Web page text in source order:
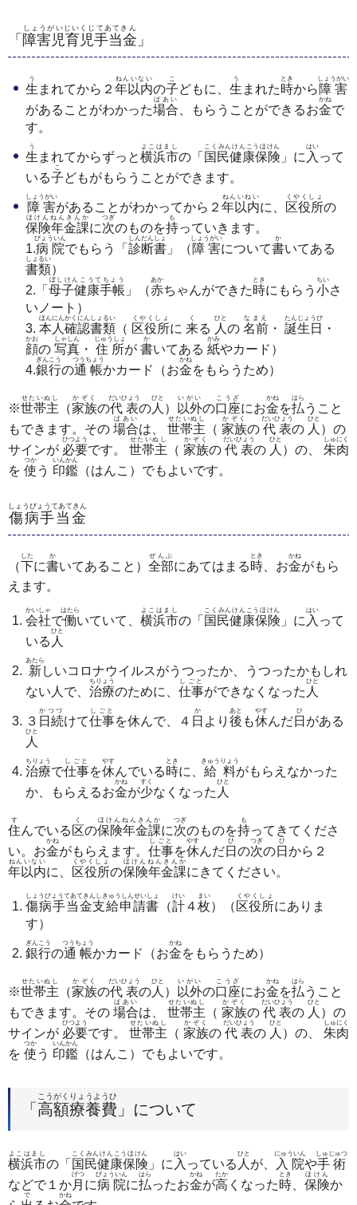
「 障害児育児手当金
しょうがいじいくじてあてきん
」
生
う
まれてから２ 年以内
ねんいない
の子
こ
どもに、 生
う
まれた時
とき
から障害
しょうがい
があることがわかった場合
ばあい
、もらうことができるお金
かね
で
す。
生
う
まれてからずっと横浜市
よこはまし
の「 国民健康保険
こくみんけんこうほけん
」に 入
はい
って
いる子
こ
どもがもらうことができます。
障害
しょうがい
があることがわかってから２ 年以内
ねんいねい
に、 区役所
くやくしょ
の
保険年金課
ほけんねんきんか
に次
つぎ
のものを持
も
っていきます。
1.病院
びょういん
でもらう「 診断書
しんだんしょ
」（障害
しょうがい
について書
か
いてある
書類
しょるい
）
2.「 母子健康手帳
ぼしけんこうてちょう
」（赤
あか
ちゃんができた時
とき
にもらう 小
ちい
さ
いノート）
3. 本人確認書類
ほんにんかくにんしょるい
（ 区役所
くやくしょ
に 来
く
る 人
ひと
の 名前
なまえ
・ 誕生日
たんじょうび
・
顔
かお
の 写真
しゃしん
・ 住所
じゅうしょ
が 書
か
いてある 紙
かみ
やカード）
4.銀行
ぎんこう
の通帳
つうちょう
かカード（お金
かね
をもらうため）
※世帯主
せたいぬし
（家族
かぞく
の代表
だいひょう
の人
ひと
） 以外
いがい
の口座
こうざ
にお金
かね
を払
はら
うこと
もできます。その 場合
ばあい
は、 世帯主
せたいぬし
（ 家族
かぞく
の 代表
だいひょう
の 人
ひと
）の
サインが 必要
ひつよう
です。 世帯主
せたいぬし
（ 家族
かぞく
の 代表
だいひょう
の 人
ひと
）の、 朱肉
しゅにく
を 使
つか
う 印鑑
いんかん
（はんこ）でもよいです。
傷病手当金
しょうびょうてあてきん
（下
した
に書
か
いてあること） 全部
ぜんぶ
にあてはまる時
とき
、お金
かね
がもら
えます。
会社
かいしゃ
で働
はたら
いていて、 横浜市
よこはまし
の「 国民健康保険
こくみんけんこうほけん
」に 入
はい
って
いる 人
ひと
新
あたら
しいコロナウイルスがうつったか、うつったかもしれ
ない人で、 治療
ちりょう
のために、 仕事
しごと
ができなくなった 人
ひと
３ 日続
かつづ
けて仕事
しごと
を休んで、４ 日
か
より 後
あと
も休
やす
んだ日
ひ
がある
人
ひと
治療
ちりょう
で仕事
しごと
を休
やす
んでいる時
とき
に、 給料
きゅうりょう
がもらえなかった
か、もらえるお金
かね
が少
すく
なくなった 人
ひと
住
す
んでいる 区
く
の保険年金課
ほけんねんきんか
に次
つぎ
のものを持
も
ってきてくださ
い。お金
かね
がもらえます。 仕事
しごと
を休
やす
んだ日
ひ
の次
つぎ
の日
ひ
から２
年以内
ねんいない
に、 区役所
くやくしょ
の保険年金課
ほけんねんきんか
にきてください。
傷病手当金支給申請書
しょうびょうてあてきんしきゅうしんせいしょ
（計
けい
４枚
まい
）（ 区役所
くやくしょ
にありま
す）
銀行
ぎんこう
の通帳
つうちょう
かカード（お金
かね
をもらうため）
※世帯主
せたいぬし
（家族
かぞく
の代表
だいひょう
の人
ひと
） 以外
いがい
の口座
こうざ
にお金
かね
を払
はら
うこと
もできます。その 場合
ばあい
は、 世帯主
せたいぬし
（ 家族
かぞく
の 代表
だいひょう
の 人
ひと
）の
サインが 必要
ひつよう
です。 世帯主
せたいぬし
（ 家族
かぞく
の 代表
だいひょう
の 人
ひと
）の、 朱肉
しゅにく
を 使
つか
う 印鑑
いんかん
（はんこ）でもよいです。
「 高額療養費
こうがくりょうようひ
」について
横浜市
よこはまし
の「 国民健康保険
こくみんけんこうほけん
」に 入
はい
っている 人
ひと
が、 入院
にゅういん
や手術
しゅじゅつ
などで１か月
げつ
に病院
びょういん
に払
はら
ったお金
かね
が高
たか
くなった時
とき
保険
ほけん
か
で かね